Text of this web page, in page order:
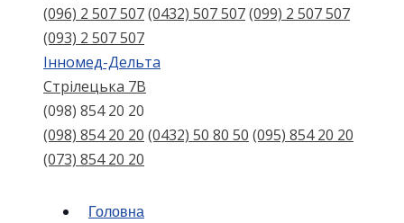
(096) 2 507 507(0432) 507 507(099) 2 507 507
(093) 2 507 507
Інномед-Дельта
Стрілецька 7В
(098) 854 20 20
(098) 854 20 20 (0432) 50 80 50 (095) 854 20 20
(073) 854 20 20
Головна